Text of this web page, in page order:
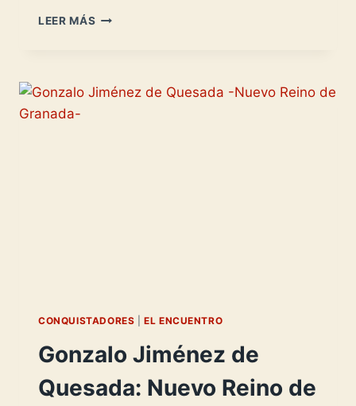
LEER MÁS SEBASTIAN
ÚLTIMOS
AÑOS
CONQUISTADORES |EL ENCUENTRO
Gonzalo Jiménez de
Quesada: Nuevo Reino de